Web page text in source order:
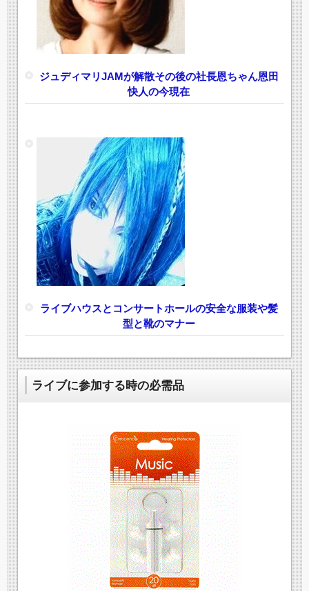
ジュディマリJAMが解散その後の社長恩ちゃん恩田
快人の今現在
ライブハウスとコンサートホールの安全な服装や髪
型と靴のマナー
ライブに参加する時の必需品